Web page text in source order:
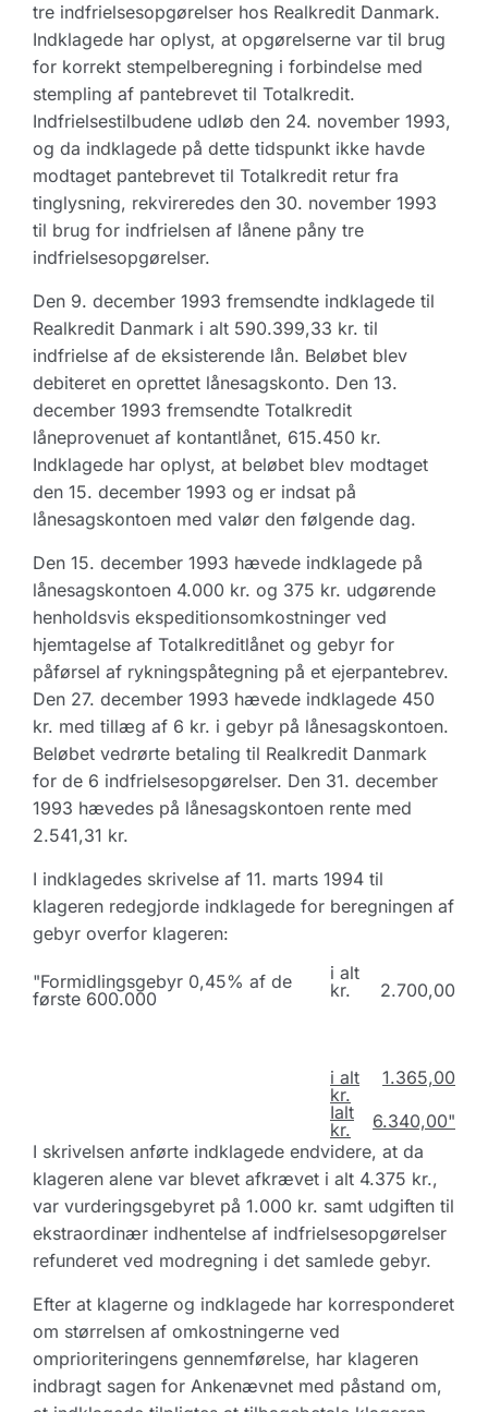
tre indfrielsesopgørelser hos Realkredit Danmark.
Indklagede har oplyst, at opgørelserne var til brug
for korrekt stempelberegning i forbindelse med
stempling af pantebrevet til Totalkredit.
Indfrielsestilbudene udløb den 24. november 1993,
og da indklagede på dette tidspunkt ikke havde
modtaget pantebrevet til Totalkredit retur fra
tinglysning, rekvireredes den 30. november 1993
til brug for indfrielsen af lånene påny tre
indfrielsesopgørelser.
Den 9. december 1993 fremsendte indklagede til
Realkredit Danmark i alt 590.399,33 kr. til
indfrielse af de eksisterende lån. Beløbet blev
debiteret en oprettet lånesagskonto. Den 13.
december 1993 fremsendte Totalkredit
låneprovenuet af kontantlånet, 615.450 kr.
Indklagede har oplyst, at beløbet blev modtaget
den 15. december 1993 og er indsat på
lånesagskontoen med valør den følgende dag.
Den 15. december 1993 hævede indklagede på
lånesagskontoen 4.000 kr. og 375 kr. udgørende
henholdsvis ekspeditionsomkostninger ved
hjemtagelse af Totalkreditlånet og gebyr for
påførsel af rykningspåtegning på et ejerpantebrev.
Den 27. december 1993 hævede indklagede 450
kr. med tillæg af 6 kr. i gebyr på lånesagskontoen.
Beløbet vedrørte betaling til Realkredit Danmark
for de 6 indfrielsesopgørelser. Den 31. december
1993 hævedes på lånesagskontoen rente med
2.541,31 kr.
I indklagedes skrivelse af 11. marts 1994 til
klageren redegjorde indklagede for beregningen af
gebyr overfor klageren:
"Formidlingsgebyr 0,45% af de
første 600.000
i alt
kr.
i alt
kr.
2.700,00
1.365,00
Ialt
kr.
6.340,00"
I skrivelsen anførte indklagede endvidere, at da
klageren alene var blevet afkrævet i alt 4.375 kr.,
var vurderingsgebyret på 1.000 kr. samt udgiften til
ekstraordinær indhentelse af indfrielsesopgørelser
refunderet ved modregning i det samlede gebyr.
Efter at klagerne og indklagede har korresponderet
om størrelsen af omkostningerne ved
omprioriteringens gennemførelse, har klageren
indbragt sagen for Ankenævnet med påstand om,